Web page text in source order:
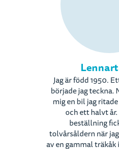
Jag är född 1950.
började jag teckna.
mig en bil jag
och ett halvt
beställning
tolvårsåldern när
av en gammal träkåk